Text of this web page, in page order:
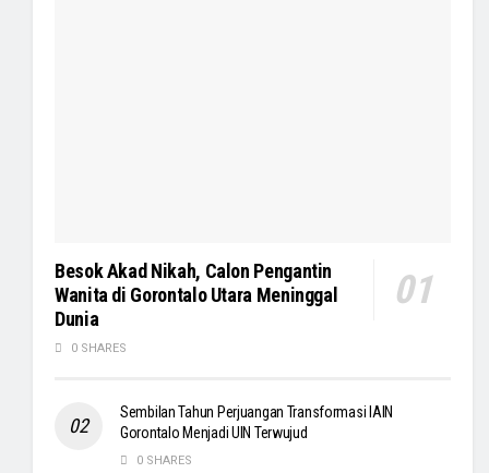
Besok Akad Nikah, Calon Pengantin
Wanita di Gorontalo Utara Meninggal
Dunia
0 SHARES
Sembilan Tahun Perjuangan Transformasi IAIN
Gorontalo Menjadi UIN Terwujud
0 SHARES